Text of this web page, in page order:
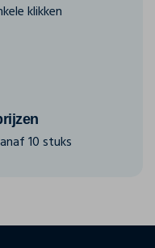
klikken
10 stuks